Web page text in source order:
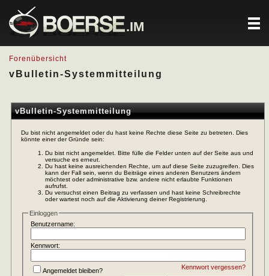
.IM
Forenübersicht
vBulletin-Systemmitteilung
vBulletin-Systemmitteilung
Du bist nicht angemeldet oder du hast keine Rechte diese Seite zu betreten. Dies
könnte einer der Gründe sein:
Du bist nicht angemeldet. Bitte fülle die Felder unten auf der Seite aus und
versuche es erneut.
Du hast keine ausreichenden Rechte, um auf diese Seite zuzugreifen. Dies
kann der Fall sein, wenn du Beiträge eines anderen Benutzers ändern
möchtest oder administrative bzw. andere nicht erlaubte Funktionen
aufrufst.
Du versuchst einen Beitrag zu verfassen und hast keine Schreibrechte
oder wartest noch auf die Aktivierung deiner Registrierung.
Einloggen
Benutzername:
Kennwort:
Kennwort vergessen?
Angemeldet bleiben?